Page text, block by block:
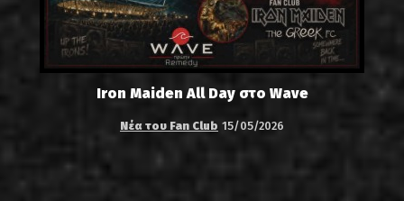
Iron Maiden All Day στο Wave
Νέα του Fan Club 15/05/2026